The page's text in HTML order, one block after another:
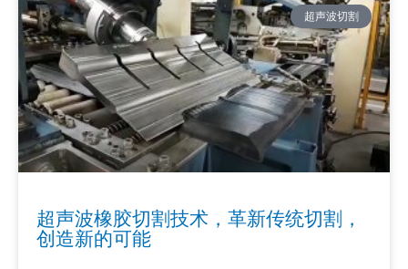
超声波切割
超声波橡胶切割技术，革新传统切割，
创造新的可能